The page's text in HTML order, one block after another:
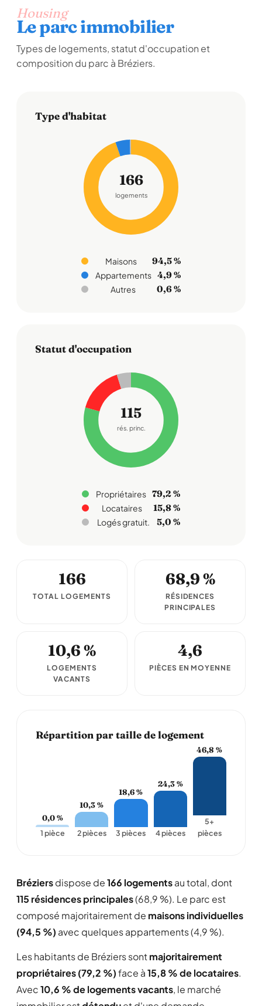
Housing
Le parc immobilier
Types de logements, statut d'occupation et
composition du parc à Bréziers.
Type d'habitat
166
logements
Maisons 94,5 %
Appartements 4,9 %
Autres 0,6 %
Statut d'occupation
115
rés. princ.
Propriétaires 79,2 %
Locataires 15,8 %
Logés gratuit. 5,0 %
166
TOTAL LOGEMENTS
68,9 %
RÉSIDENCES
PRINCIPALES
10,6 %
LOGEMENTS
VACANTS
4,6
PIÈCES EN MOYENNE
Répartition par taille de logement
0,0 %
1 pièce
10,3 %
2 pièces
18,6 %
3 pièces
24,3 %
4 pièces
46,8 %
5+
pièces
Bréziersdispose de166 logementsau total, dont
115 résidences principales(68,9 %). Le parc est
composé majoritairement de maisons individuelles
(94,5 %) avec quelques appartements (4,9 %).
Les habitants de Bréziers sontmajoritairement
propriétaires (79,2 %)face à15,8 % de locataires.
Avec10,6 % de logements vacants, le marché